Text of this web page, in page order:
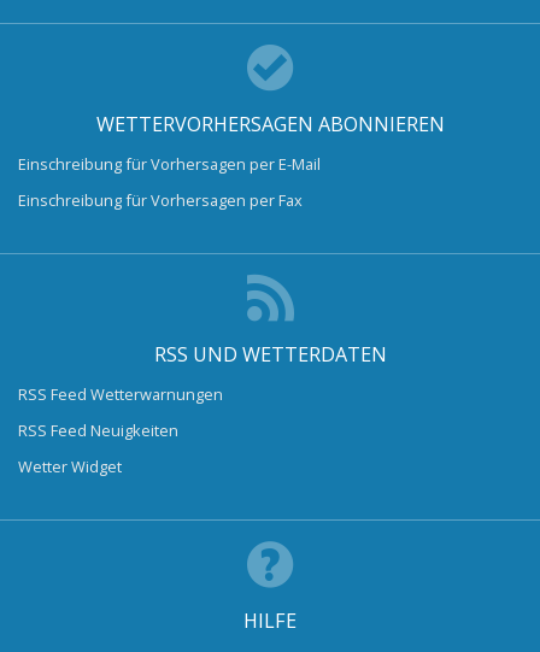
WETTERVORHERSAGEN ABONNIEREN
Einschreibung für Vorhersagen per E-Mail
Einschreibung für Vorhersagen per Fax
RSS UND WETTERDATEN
RSS Feed Wetterwarnungen
RSS Feed Neuigkeiten
Wetter Widget
HILFE